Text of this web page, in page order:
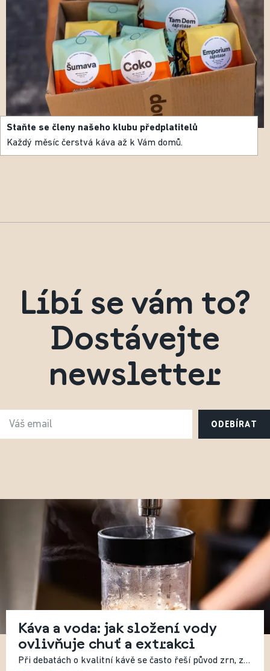
Staňte se členy našeho klubu předplatitelů
Každý měsíc čerstvá káva až k Vám domů.
Líbí se vám to?
Dostávejte
newsletter
ODEBÍRAT
Káva a voda: jak složení vody
ovlivňuje chuť a extrakci
Při debatách o kvalitní kávě se často řeší původ zrn, způsob pražení nebo recept. Méně často se mluví o vodě, přestože právě ta tvoří více než 98 % výsledného nápoje. Složení vody tak zásadně ovlivňuje výslednou chuť.